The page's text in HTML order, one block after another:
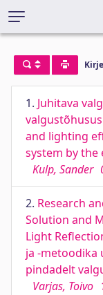
1. Juhitava
and lighting
system by the
Kulp, Sander
2. Research
Solution and
Light
ja -metoodika
pindadelt
Varjas, Toivo